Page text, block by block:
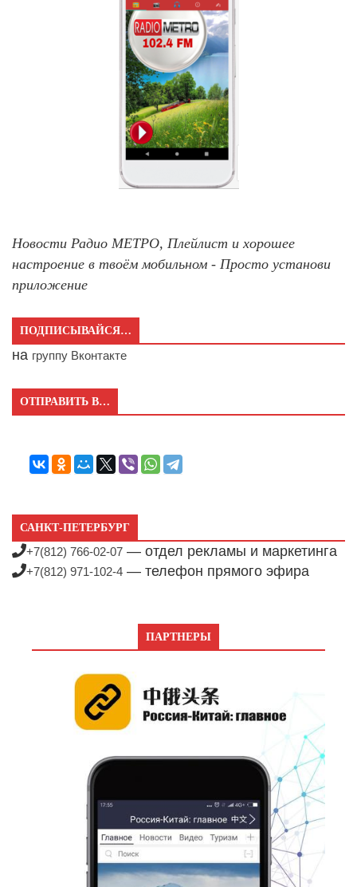
Новости Радио МЕТРО, Плейлист и хорошее
настроение в твоём мобильном - Просто установи
приложение
ПОДПИСЫВАЙСЯ…
на группу Вконтакте
ОТПРАВИТЬ В…
САНКТ-ПЕТЕРБУРГ
+7(812) 766-02-07 — отдел рекламы и маркетинга
+7(812) 971-102-4 — телефон прямого эфира
ПАРТНЕРЫ